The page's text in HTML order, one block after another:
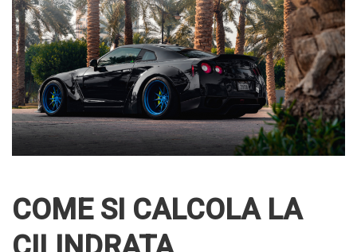
COME SI CALCOLA LA